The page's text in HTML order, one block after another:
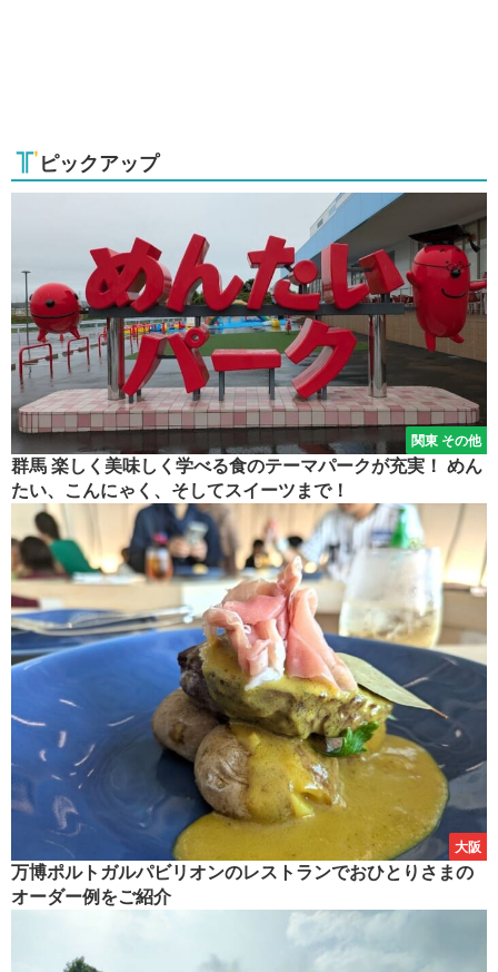
ピックアップ
関東 その他
群馬 楽しく美味しく学べる食のテーマパークが充実！ めん
たい、こんにゃく、そしてスイーツまで！
大阪
万博ポルトガルパビリオンのレストランでおひとりさまの
オーダー例をご紹介